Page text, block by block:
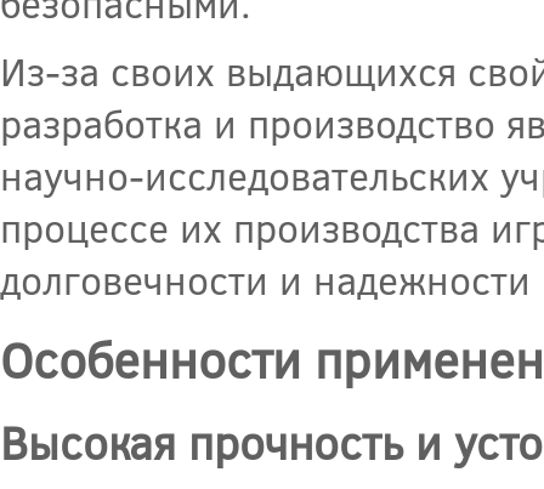
Из-за своих выдающихся
разработка и производство
научно-исследовательских
процессе их производства
долговечности и
Особенности
Высокая прочность и